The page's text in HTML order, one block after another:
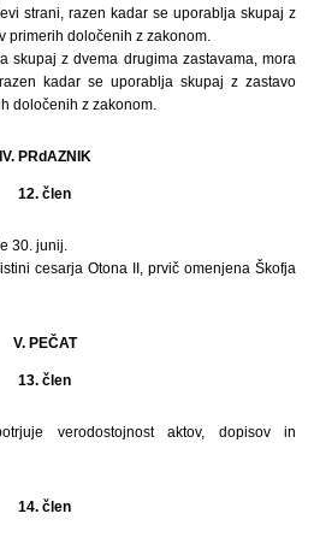
strani, razen kadar se uporablja skupaj z
primerih določenih z zakonom.
skupaj z dvema drugima zastavama, mora
kadar se uporablja skupaj z zastavo
določenih z zakonom.
IV. PRdAZNIK
12. člen
30. junij.
cesarja Otona II, prvič omenjena Škofja
V. PEČAT
13. člen
verodostojnost aktov, dopisov in
14. člen